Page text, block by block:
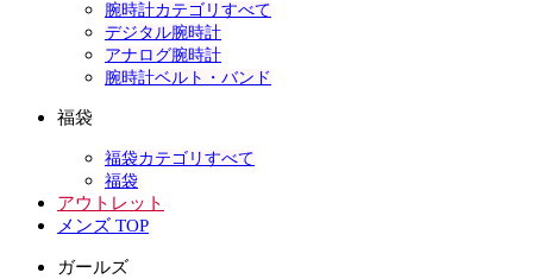
腕時計カテゴリすべて
デジタル腕時計
アナログ腕時計
腕時計ベルト・バンド
福袋
福袋カテゴリすべて
福袋
アウトレット
メンズ TOP
ガールズ